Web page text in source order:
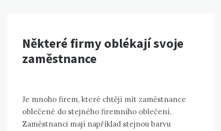
Některé firmy oblékají svoje
zaměstnance
Je mnoho firem, které chtějí mít zaměstnance
oblečené do stejného firemního oblečení.
Zaměstnanci mají například stejnou barvu